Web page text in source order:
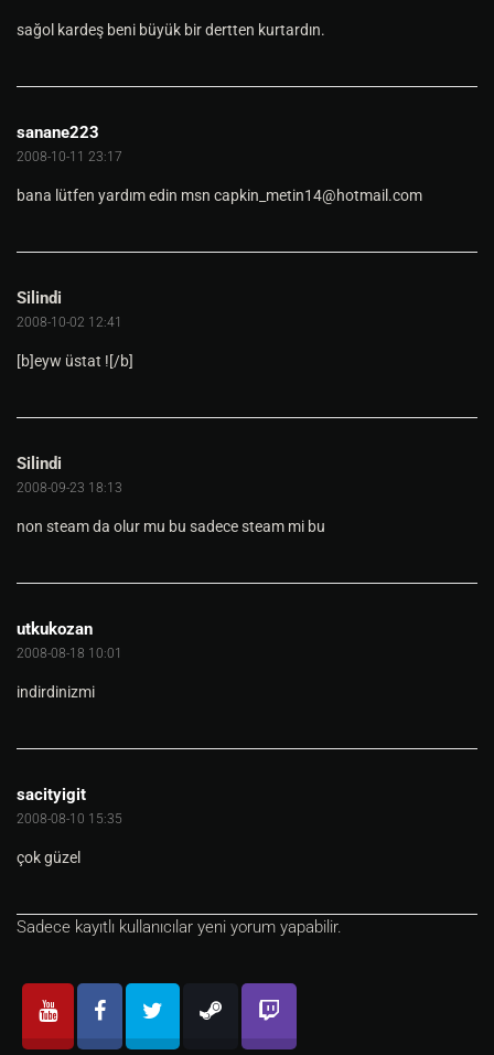
sağol kardeş beni büyük bir dertten kurtardın.
sanane223
2008-10-11 23:17
bana lütfen yardım edin msn capkin_metin14@hotmail.com
Silindi
2008-10-02 12:41
[b]eyw üstat ![/b]
Silindi
2008-09-23 18:13
non steam da olur mu bu sadece steam mi bu
utkukozan
2008-08-18 10:01
indirdinizmi
sacityigit
2008-08-10 15:35
çok güzel
Sadece kayıtlı kullanıcılar yeni yorum yapabilir.